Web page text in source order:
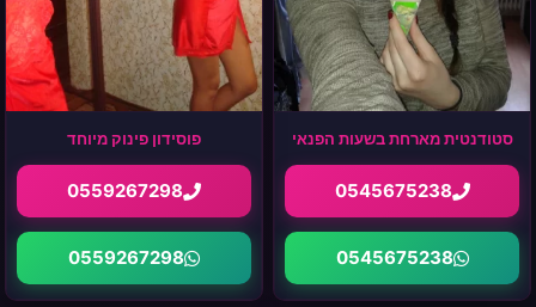
סטודנטית מארחת בשעות הפנאי
0545675238
0545675238
פוסידון פינוק מיוחד
0559267298
0559267298